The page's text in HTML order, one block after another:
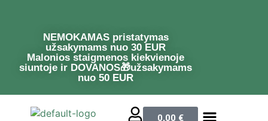
NEMOKAMAS pristatymas
užsakymams nuo 30 EUR
Malonios staigmenos kiekvienoje
siuntoje ir DOVANOS🎁užsakymams
nuo 50 EUR
0,00 €